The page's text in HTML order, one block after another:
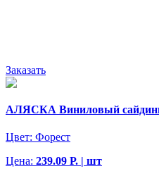
Заказать
АЛЯСКА Виниловый
Цвет: Форест
Цена: 239.09 Р. | шт